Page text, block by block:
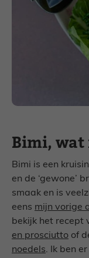
Bimi, wat
Bimi is een
en de ‘gewone’
smaak en is
eens mijn vorige
bekijk het recept
en prosciutto of
noedels. Ik ben